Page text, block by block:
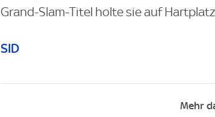
Grand-Slam-Titel holte sie auf
SID
Mehr